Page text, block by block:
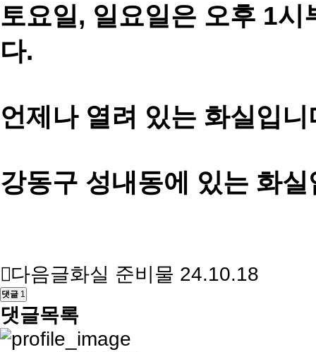
토요일, 일요일은 오후 1
다.
언제나 열려 있는 화실입니
강동구 성내동에 있는 화
다음글화실 준비물 24.10.18
댓글 1
댓글목록